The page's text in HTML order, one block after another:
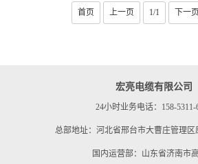
首页 上一页 1/1 下一页
宏亮电缆有限公司
24小时业务电话：158-5311-
总部地址：河北省邢台市大曹庄管理区
国内运营部：山东省济南市